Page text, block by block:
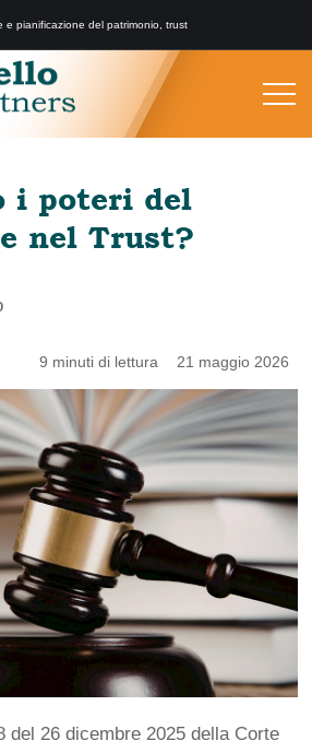
e pianificazione del patrimonio, trust
i poteri del
nel Trust?
9 minuti di lettura 21 maggio 2026
del 26 dicembre 2025 della Corte